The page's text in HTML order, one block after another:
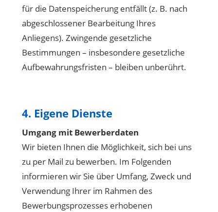
für die Datenspeicherung entfällt (z. B. nach
abgeschlossener Bearbeitung Ihres
Anliegens). Zwingende gesetzliche
Bestimmungen – insbesondere gesetzliche
Aufbewahrungsfristen – bleiben unberührt.
4. Eigene Dienste
Umgang mit Bewerberdaten
Wir bieten Ihnen die Möglichkeit, sich bei uns
zu per Mail zu bewerben. Im Folgenden
informieren wir Sie über Umfang, Zweck und
Verwendung Ihrer im Rahmen des
Bewerbungsprozesses erhobenen